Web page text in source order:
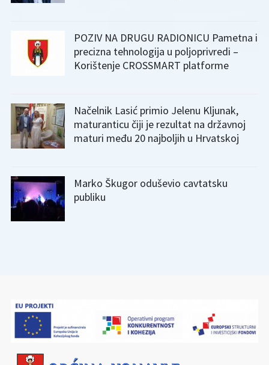
POZIV NA DRUGU RADIONICU Pametna i
precizna tehnologija u poljoprivredi –
Korištenje CROSSMART platforme
Načelnik Lasić primio Jelenu Kljunak,
maturanticu čiji je rezultat na državnoj
maturi među 20 najboljih u Hrvatskoj
Marko Škugor oduševio cavtatsku
publiku